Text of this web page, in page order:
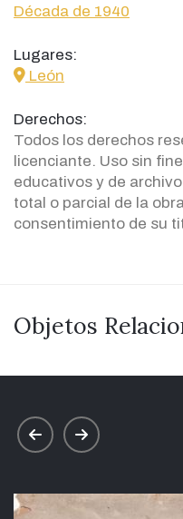
Década de 1940
Lugares:
icon
León
Derechos:
Todos los derechos
licenciante. Uso sin
educativos y de
total o parcial de la
consentimiento de su
Objetos
prev next